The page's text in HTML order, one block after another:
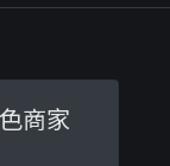
商家